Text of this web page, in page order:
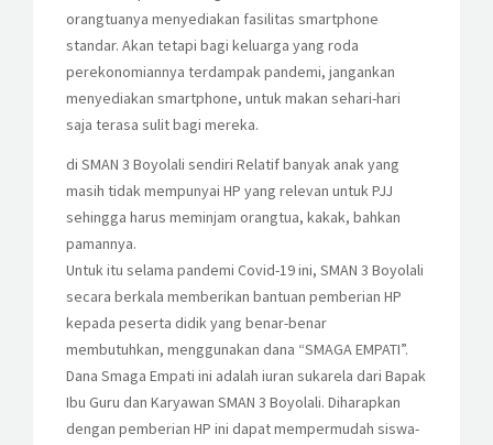
orangtuanya menyediakan fasilitas smartphone
standar. Akan tetapi bagi keluarga yang roda
perekonomiannya terdampak pandemi, jangankan
menyediakan smartphone, untuk makan sehari-hari
saja terasa sulit bagi mereka.
di SMAN 3 Boyolali sendiri Relatif banyak anak yang
masih tidak mempunyai HP yang relevan untuk PJJ
sehingga harus meminjam orangtua, kakak, bahkan
pamannya.
Untuk itu selama pandemi Covid-19 ini, SMAN 3 Boyolali
secara berkala memberikan bantuan pemberian HP
kepada peserta didik yang benar-benar
membutuhkan, menggunakan dana “SMAGA EMPATI”.
Dana Smaga Empati ini adalah iuran sukarela dari Bapak
Ibu Guru dan Karyawan SMAN 3 Boyolali. Diharapkan
dengan pemberian HP ini dapat mempermudah siswa-